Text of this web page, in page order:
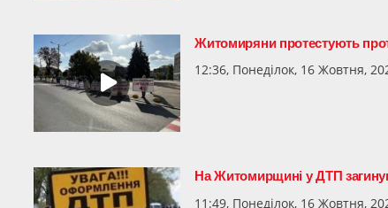
Житомиряни протестують
12:36, Понеділок, 16 Жовтня,
На Житомирщині у ДТП
11:49, Понеділок, 16 Жовтня,